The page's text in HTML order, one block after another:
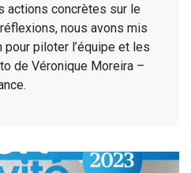
actions concrètes sur le
nous avons mis
piloter l’équipe et les
de Véronique Moreira –